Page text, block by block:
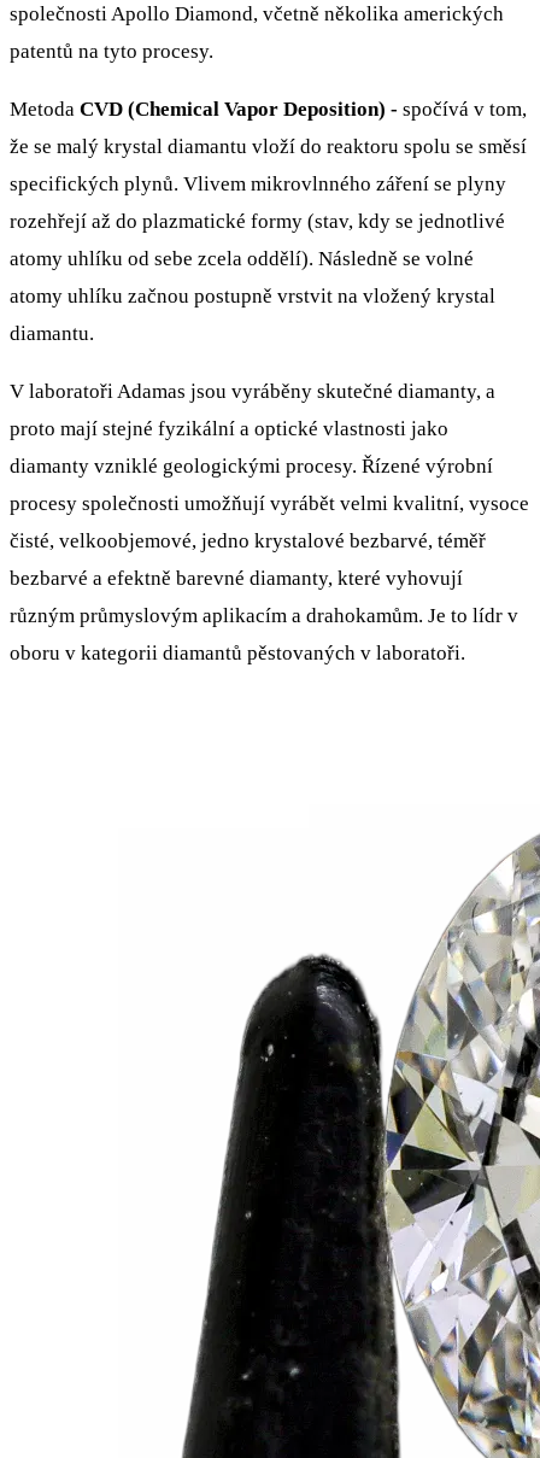
společnosti Apollo Diamond, včetně několika amerických
patentů na tyto procesy.
Metoda CVD (Chemical Vapor Deposition) - spočívá v tom,
že se malý krystal diamantu vloží do reaktoru spolu se směsí
specifických plynů. Vlivem mikrovlnného záření se plyny
rozehřejí až do plazmatické formy (stav, kdy se jednotlivé
atomy uhlíku od sebe zcela oddělí). Následně se volné
atomy uhlíku začnou postupně vrstvit na vložený krystal
diamantu.
V laboratoři Adamas jsou vyráběny skutečné diamanty, a
proto mají stejné fyzikální a optické vlastnosti jako
diamanty vzniklé geologickými procesy. Řízené výrobní
procesy společnosti umožňují vyrábět velmi kvalitní, vysoce
čisté, velkoobjemové, jedno krystalové bezbarvé, téměř
bezbarvé a efektně barevné diamanty, které vyhovují
různým průmyslovým aplikacím a drahokamům. Je to lídr v
oboru v kategorii diamantů pěstovaných v laboratoři.